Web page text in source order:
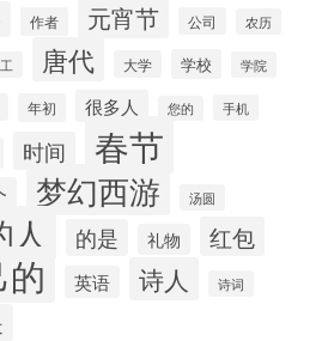
作者 元宵节 公司 农历
唐代 大学 学校 学院
年初 很多人 您的 手机
时间 春节
梦幻西游 汤圆
人 的是 礼物 红包
的 英语 诗人 诗词